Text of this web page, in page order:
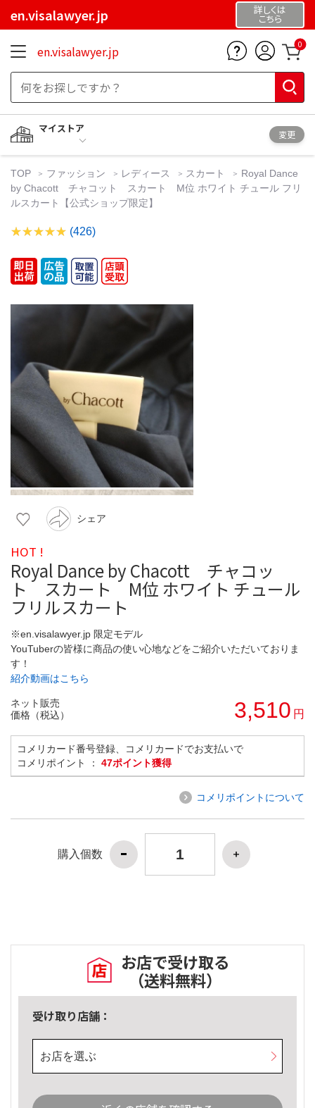
en.visalawyer.jp 詳しくは
こちら
en.visalawyer.jp 0
マイストア
変更
TOP ファッション レディース スカート
Royal Dance
by Chacott チャコット スカート M位 ホワイト チュール フリ
ルスカート【公式ショップ限定】
(426)
シェア
HOT !
Royal Dance by Chacott チャコッ
ト スカート M位 ホワイト チュール
フリルスカート
※en.visalawyer.jp 限定モデル
YouTuberの皆様に商品の使い心地などをご紹介いただいておりま
す！
紹介動画はこちら
ネット販売
価格（税込）
3,510 円
コメリカード番号登録、コメリカードでお支払いで
コメリポイント ： 47ポイント獲得
コメリポイントについて
購入個数
お店で受け取る
（送料無料）
受け取り店舗：
お店を選ぶ